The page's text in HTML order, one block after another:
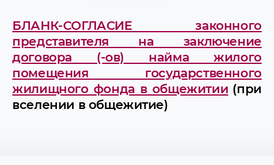
БЛАНК-СОГЛАСИЕ законного
представителя на заключение
договора (-ов) найма жилого
помещения государственного
жилищного фонда в общежитии (при
вселении в общежитие)